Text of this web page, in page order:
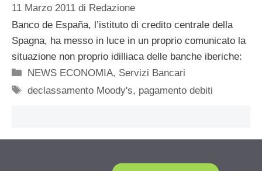
11 Marzo 2011 di Redazione
Banco de España, l’istituto di credito centrale della
Spagna, ha messo in luce in un proprio comunicato la
situazione non proprio idilliaca delle banche iberiche:
Categorie
NEWS ECONOMIA, Servizi Bancari
Tag
declassamento Moody's, pagamento debiti